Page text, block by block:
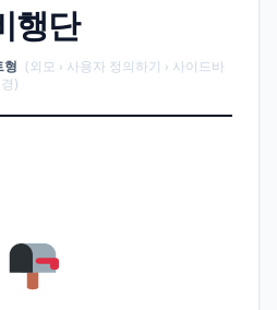
행단
형 (외모 › 사용자 정의하기 › 사이드바
)